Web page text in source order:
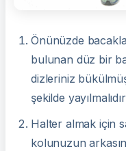
Önünüzde
bulunan düz bir
dizleriniz
şekilde
Halter almak için
kolunuzun